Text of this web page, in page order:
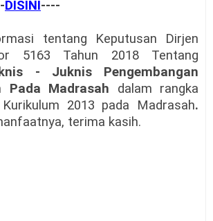
DISINI----
tentang Keputusan Dirjen
5163 Tahun 2018 Tentang
- Juknis Pengembangan
Pada Madrasah dalam rangka
2013 pada Madrasah.
terima kasih.